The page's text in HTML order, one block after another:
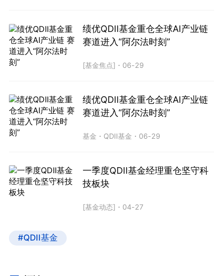
绩优QDII基金重仓全球AI产业链
赛道进入“阿尔法时刻”
[基金焦点] ・ 06-29
绩优QDII基金重仓全球AI产业链
赛道进入“阿尔法时刻”
基金 ・ QDII基金 ・ 06-29
一季度QDII基金经理重仓坚守科
技板块
[基金动态] ・ 04-27
#QDII基金